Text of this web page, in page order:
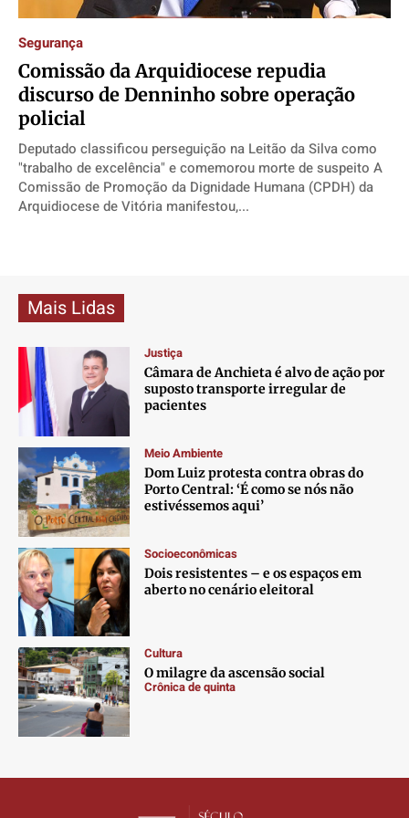
Economia
Cultura
Colunas
Caetano Roque
Gustavo Bastos
Jr Mignone (in memorian)
Wanda Sily
Anuncie
Quem Somos
Expediente
Contato
Anuncie
Termos de Uso
Privacidade
Economia
Cultura
Colunas
Caetano Roque
Gustavo Bastos
Jr Mignone (in memorian)
Wanda Sily
Anuncie
Quem Somos
Expediente
Contato
Anuncie
Termos de Uso
Privacidade
Economia
Cultura
Colunas
Caetano Roque
Gustavo Bastos
Jr Mignone (in memorian)
Wanda Sily
Anuncie
Quem Somos
Expediente
Contato
Anuncie
Termos de Uso
Privacidade
Economia
Cultura
Colunas
Caetano Roque
Gustavo Bastos
Jr Mignone (in memorian)
Wanda Sily
Anuncie
Quem Somos
Expediente
Contato
Anuncie
Termos de Uso
Privacidade
Segurança
​Comissão da Arquidiocese repudia
discurso de Denninho sobre operação
policial
Deputado classificou perseguição na Leitão da Silva como
"trabalho de excelência" e comemorou morte de suspeito A
Comissão de Promoção da Dignidade Humana (CPDH) da
Arquidiocese de Vitória manifestou,...
Mais Lidas
Justiça
Câmara de Anchieta é alvo de ação por
suposto transporte irregular de
pacientes
Meio Ambiente
Dom Luiz protesta contra obras do
Porto Central: ‘É como se nós não
estivéssemos aqui’
Socioeconômicas
Dois resistentes – e os espaços em
aberto no cenário eleitoral
Cultura
O milagre da ascensão social
Crônica de quinta